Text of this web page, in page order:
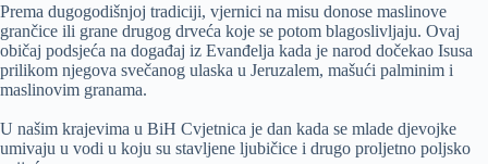
Prema dugogodišnjoj tradiciji, vjernici na misu donose maslinove
grančice ili grane drugog drveća koje se potom blagoslivljaju. Ovaj
običaj podsjeća na događaj iz Evanđelja kada je narod dočekao Isusa
prilikom njegova svečanog ulaska u Jeruzalem, mašući palminim i
maslinovim granama.
U našim krajevima u BiH Cvjetnica je dan kada se mlade djevojke
umivaju u vodi u koju su stavljene ljubičice i drugo proljetno poljsko